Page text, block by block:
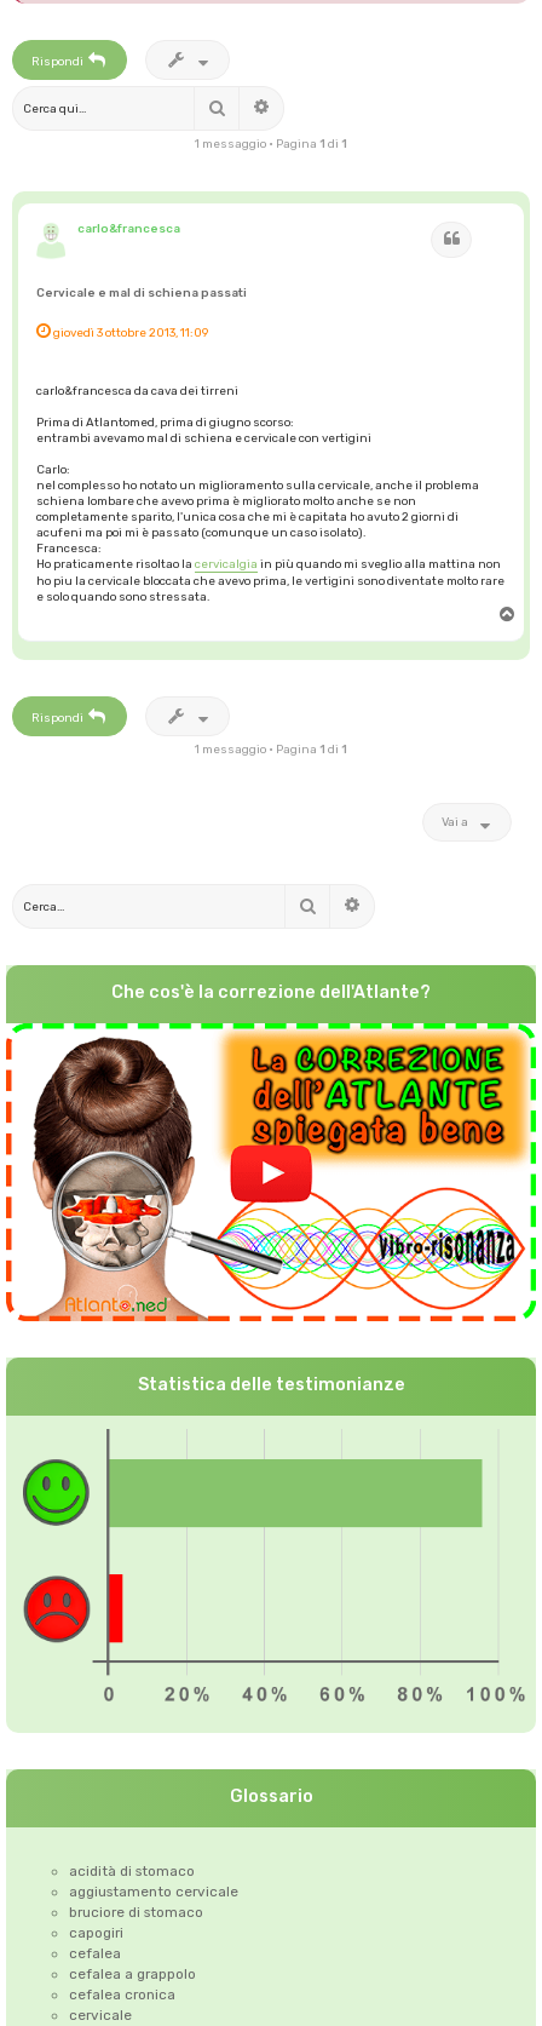
Rispondi
Cerca
1 messaggio • Pagina 1 di 1
carlo&francesca
Cervicale e mal di schiena passati
giovedì 3 ottobre 2013, 11:09
carlo&francesca da cava dei tirreni
Prima di Atlantomed, prima di giugno scorso:
entrambi avevamo mal di schiena e cervicale con vertigini
Carlo:
nel complesso ho notato un miglioramento sulla cervicale, anche il problema
schiena lombare che avevo prima è migliorato molto anche se non
completamente sparito, l'unica cosa che mi è capitata ho avuto 2 giorni di
acufeni ma poi mi è passato (comunque un caso isolato).
Francesca:
Ho praticamente risoltao la cervicalgia in più quando mi sveglio alla mattina non
ho piu la cervicale bloccata che avevo prima, le vertigini sono diventate molto rare
e solo quando sono stressata.
p
Rispondi
1 messaggio • Pagina 1 di 1
Vai a
Cerca
Che cos'è la correzione dell'Atlante?
Statistica delle testimonianze
Glossario
acidità di stomaco
aggiustamento cervicale
bruciore di stomaco
capogiri
cefalea
cefalea a grappolo
cefalea cronica
cervicale